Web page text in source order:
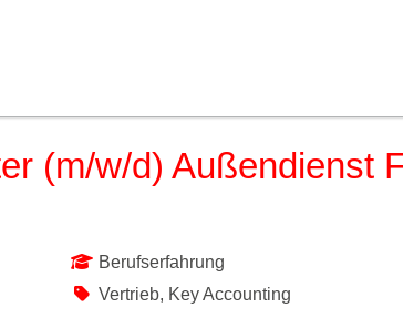
(m/w/d) Außendienst
Berufserfahrung
Vertrieb, Key Accounting